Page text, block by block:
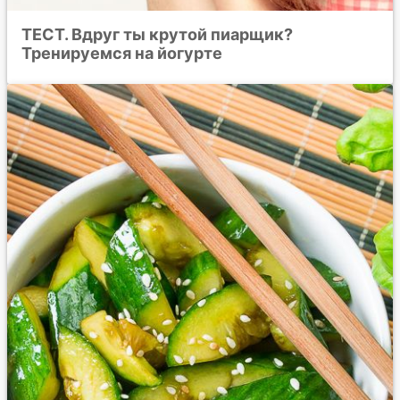
ТЕСТ. Вдруг ты крутой пиарщик?
Тренируемся на йогурте